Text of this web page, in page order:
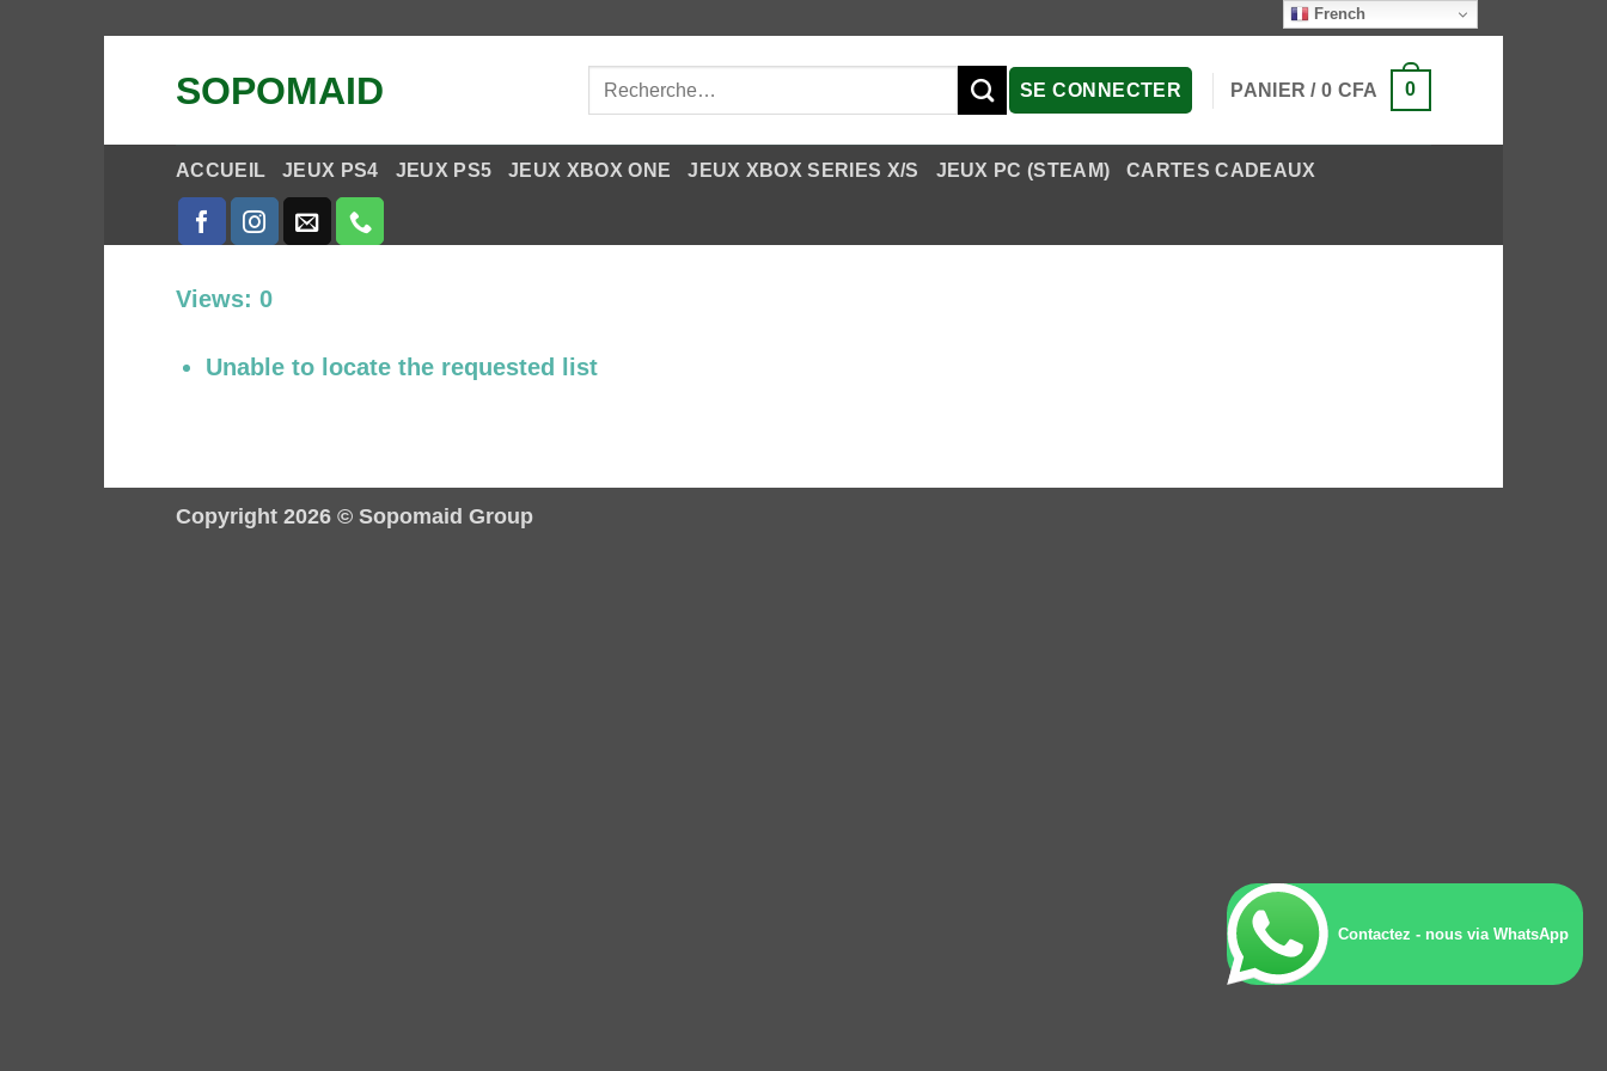
SOPOMAID
Recherche
SE CONNECTER PANIER /0 CFA 0
ACCUEIL JEUX PS4 JEUX PS5 JEUX XBOX ONE JEUX XBOX SERIES X/S JEUX PC (STEAM) CARTES CADEAUX
Views: 0
Unable to locate the requested list
Copyright 2026 © Sopomaid Group
French
Contactez - nous via WhatsApp